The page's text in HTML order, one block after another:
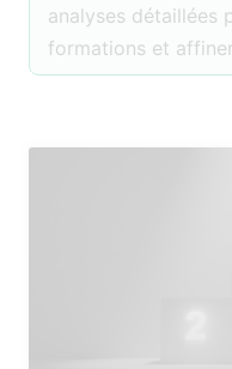
analyses détaillées
formations et